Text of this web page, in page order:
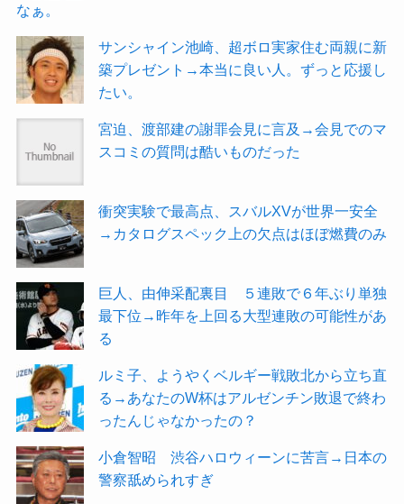
なぁ。
サンシャイン池崎、超ボロ実家住む両親に新
築プレゼント→本当に良い人。ずっと応援し
たい。
宮迫、渡部建の謝罪会見に言及→会見でのマ
スコミの質問は酷いものだった
衝突実験で最高点、スバルXVが世界一安全
→カタログスペック上の欠点はほぼ燃費のみ
巨人、由伸采配裏目 ５連敗で６年ぶり単独
最下位→昨年を上回る大型連敗の可能性があ
る
ルミ子、ようやくベルギー戦敗北から立ち直
る→あなたのW杯はアルゼンチン敗退で終わ
ったんじゃなかったの？
小倉智昭 渋谷ハロウィーンに苦言→日本の
警察舐められすぎ